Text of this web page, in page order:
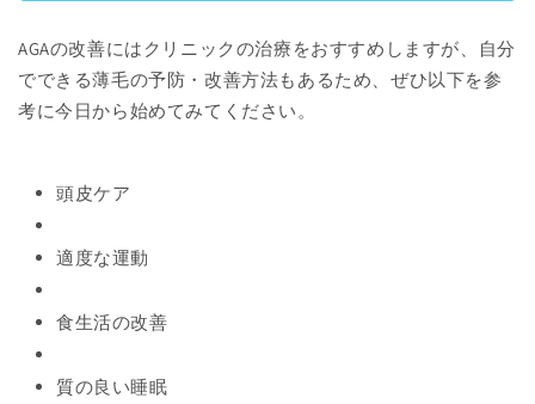
AGAの改善にはクリニックの治療をおすすめしますが、自分
でできる薄毛の予防・改善方法もあるため、ぜひ以下を参
考に今日から始めてみてください。
頭皮ケア
適度な運動
食生活の改善
質の良い睡眠